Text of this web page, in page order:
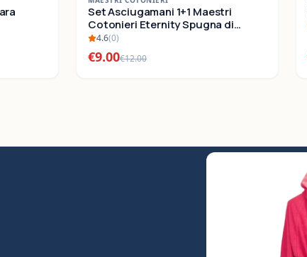
SALDI
Set Asciugamani 1+1 Maestri
Cotonieri Eternity Spugna di
Cotone
4.6(0)
€9.00€12.00